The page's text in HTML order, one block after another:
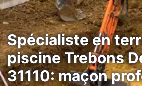
Spécialiste en
piscine Trebons
31110: maçon